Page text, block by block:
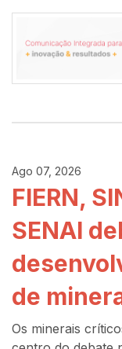
Ago 07, 2026
FIERN,
SENAI
de
Os minerais